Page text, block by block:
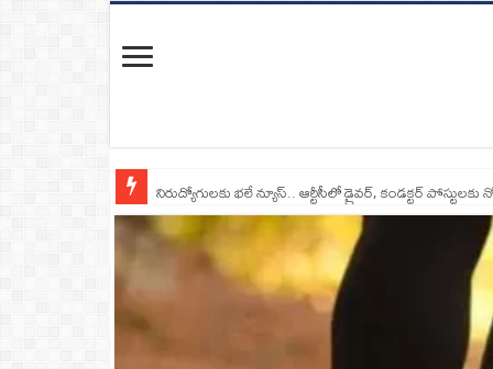
నిరుద్యోగులకు భలే న్యూస్.. ఆర్టీసీలో డ్రైవర్, కండక్టర్‌